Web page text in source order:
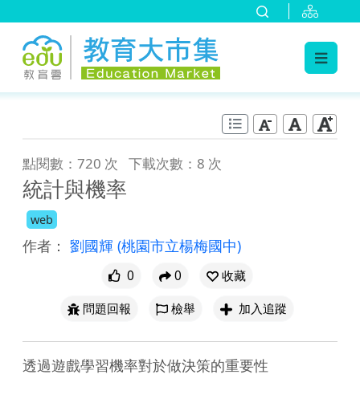
點閱數：720 次 下載次數：8 次
統計與機率
web
作者： 劉國輝 (桃園市立楊梅國中)
0 0
收藏
問題回報
檢舉 加入追蹤
透過遊戲學習機率對於做決策的重要性